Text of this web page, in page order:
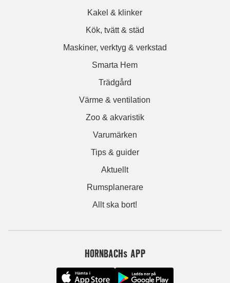
Kakel & klinker
Kök, tvätt & städ
Maskiner, verktyg & verkstad
Smarta Hem
Trädgård
Värme & ventilation
Zoo & akvaristik
Varumärken
Tips & guider
Aktuellt
Rumsplanerare
Allt ska bort!
HORNBACHs APP